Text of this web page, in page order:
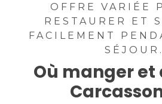
OFFRE VARIÉE
RESTAURER ET
FACILEMENT
SÉJOUR.
Où manger et